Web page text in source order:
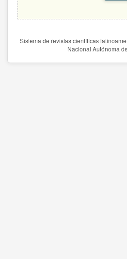
Sistema de revistas científicas
Nacional Autónoma